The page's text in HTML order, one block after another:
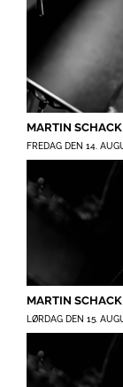
MARTIN
FREDAG DEN 14.
MARTIN
LØRDAG DEN 15.